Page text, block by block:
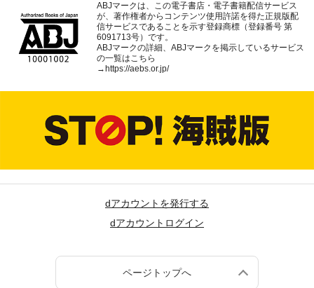
ABJマークは、この電子書店・電子書籍配信サービス
が、著作権者からコンテンツ使用許諾を得た正規版配
信サービスであることを示す登録商標（登録番号 第
6091713号）です。
ABJマークの詳細、ABJマークを掲示しているサービス
の一覧はこちら
→ https://aebs.or.jp/
dアカウントを発行する
dアカウントログイン
ページトップへ